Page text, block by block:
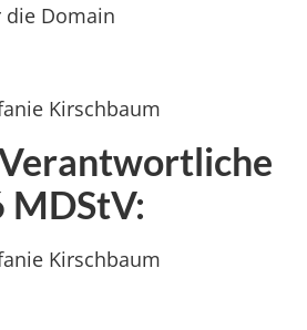
Domain
Kirschbaum
MDStV:
Kirschbaum